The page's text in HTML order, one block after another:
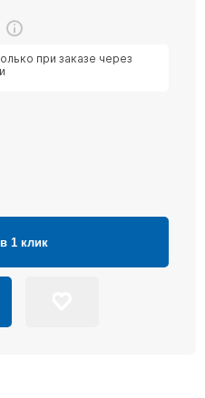
при заказе через
1 клик